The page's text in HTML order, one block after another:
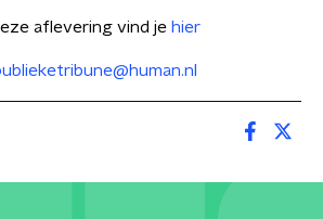
aflevering vind je hier